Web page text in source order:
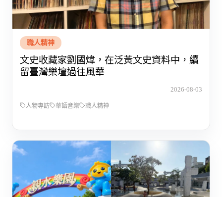
職人精神
文史收藏家劉國煒，在泛黃文史資料中，續
留臺灣樂壇過往風華
2026-08-03
人物專訪 華語音樂 職人精神